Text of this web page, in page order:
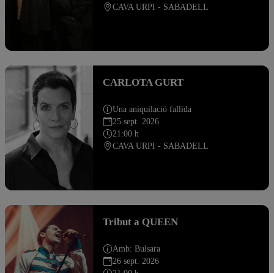
CAVA URPI - SABADELL
CARLOTA GURT
Una aniquilació fallida
25 sept. 2026
21:00 h
CAVA URPI - SABADELL
Tribut a QUEEN
Amb: Bulsara
26 sept. 2026